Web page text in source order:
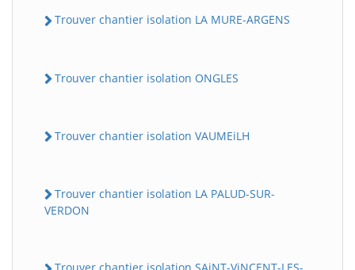
Trouver chantier isolation LA MURE-ARGENS
Trouver chantier isolation ONGLES
Trouver chantier isolation VAUMEiLH
Trouver chantier isolation LA PALUD-SUR-
VERDON